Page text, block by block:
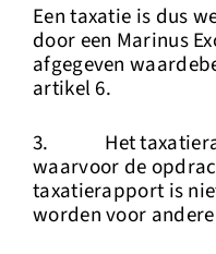
Een taxatie is dus
door een Marinus
afgegeven
artikel 6.
3. Het
waarvoor de
taxatierapport is
worden voor